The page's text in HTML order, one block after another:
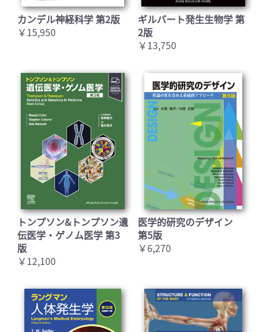
お買い物を続ける カートへ進む
カンデル神経科学 第2版
￥15,950
ギルバート発生生物学 第
2版
￥13,750
トンプソン&トンプソン遺
伝医学・ゲノム医学 第3
版
￥12,100
医学的研究のデザイン
第5版
￥6,270